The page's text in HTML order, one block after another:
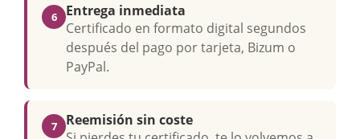
6
Entrega inmediata
Certificado en formato digital segundos
después del pago por tarjeta, Bizum o
PayPal.
7
Reemisión sin coste